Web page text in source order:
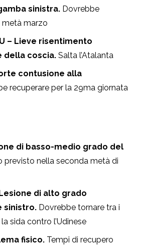
sinistra. Dovrebbe
metà marzo
– Lieve risentimento
della coscia. Salta l’Atalanta
contusione alla
recuperare per la 29ma giornata
di basso-medio grado del
previsto nella seconda metà di
Lesione di alto grado
sinistro. Dovrebbe tornare tra i
sida contro l’Udinese
fisico. Tempi di recupero